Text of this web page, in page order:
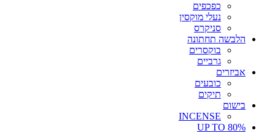
כפכפים
נעלי מוקסין
סניקרס
הלבשה תחתונה
בוקסרים
גרביים
אביזרים
כובעים
תיקים
בישום
INCENSE
UP TO 80%